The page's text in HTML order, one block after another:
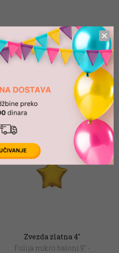
Srce gold roze 9″
Folija mikro baloni 9" -
4"
din.
Zvezda zlatna 4″
Folija mikro baloni 9" -